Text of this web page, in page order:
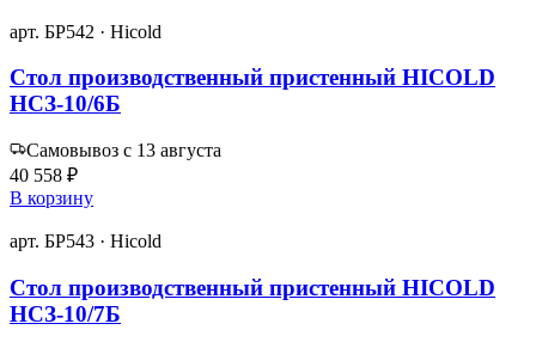
арт. БР542 · Hicold
Стол производственный пристенный HICOLD
НСЗ-10/6Б
Самовывоз с 13 августа
40 558 ₽
В корзину
арт. БР543 · Hicold
Стол производственный пристенный HICOLD
НСЗ-10/7Б